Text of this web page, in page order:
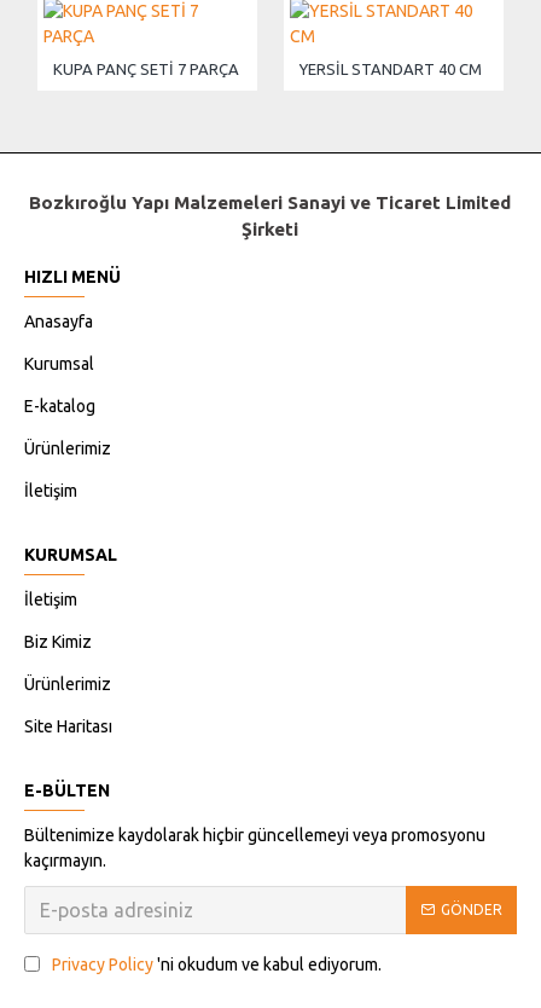
KUPA PANÇ SETİ 7 PARÇA YERSİL STANDART 40 CM
Bozkıroğlu Yapı Malzemeleri Sanayi ve Ticaret Limited
Şirketi
HIZLI MENÜ
Anasayfa
Kurumsal
E-katalog
Ürünlerimiz
İletişim
KURUMSAL
İletişim
Biz Kimiz
Ürünlerimiz
Site Haritası
E-BÜLTEN
Bültenimize kaydolarak hiçbir güncellemeyi veya promosyonu
kaçırmayın.
GÖNDER
Privacy Policy'ni okudum ve kabul ediyorum.